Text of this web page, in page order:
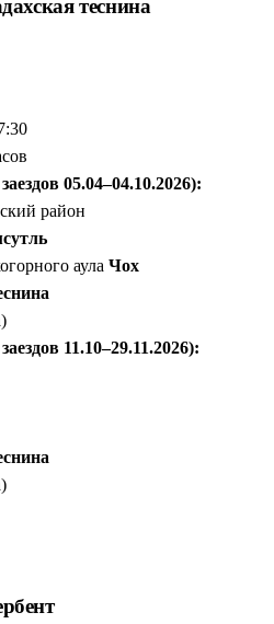
теснина
05.04–04.10.2026):
район
аула Чох
11.10–29.11.2026):